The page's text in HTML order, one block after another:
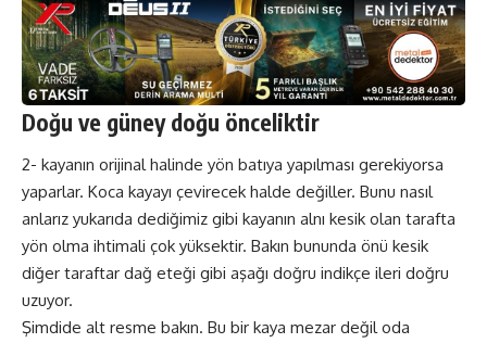
Doğu ve güney doğu önceliktir
2- kayanın orijinal halinde yön batıya yapılması gerekiyorsa
yaparlar. Koca kayayı çevirecek halde değiller. Bunu nasıl
anlarız yukarıda dediğimiz gibi kayanın alnı kesik olan tarafta
yön olma ihtimali çok yüksektir. Bakın bununda önü kesik
diğer taraftar dağ eteği gibi aşağı doğru indikçe ileri doğru
uzuyor.
Şimdide alt resme bakın. Bu bir kaya mezar değil oda